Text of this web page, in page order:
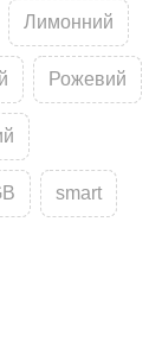
Лимонний
Рожевий
smart